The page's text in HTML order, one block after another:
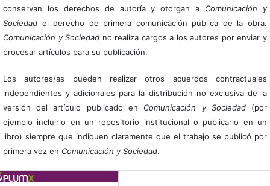
conservan los derechos de autoría y otorgan a Comunicación y
Sociedadel derecho de primera comunicación pública de la obra.
Comunicación y Sociedad no realiza cargos a los autores por enviar y
procesar artículos para su publicación.
Los autores/as pueden realizar otros acuerdos contractuales
independientes y adicionales para la distribución no exclusiva de la
versión del artículo publicado en Comunicación y Sociedad(por
ejemplo incluirlo en un repositorio institucional o publicarlo en un
libro) siempre que indiquen claramente que el trabajo se publicó por
primera vez en Comunicación y Sociedad.